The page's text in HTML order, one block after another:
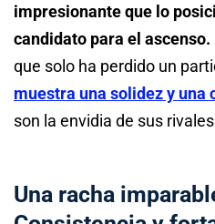
impresionante que lo
candidato para el ascenso.
que solo ha perdido un
muestra una solidez y una
son la envidia de sus
Una racha